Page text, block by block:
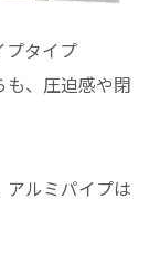
プタイプ
も、圧迫感や閉
ルミパイプは